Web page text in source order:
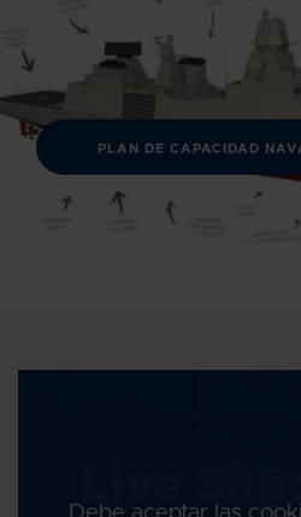
PLAN DE CAPACIDAD
Debe aceptar las